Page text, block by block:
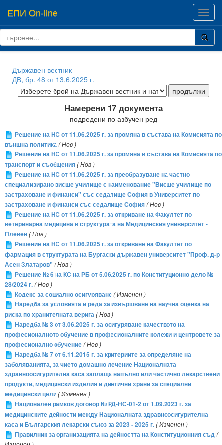
ЕПИ On-line
Държавен вестник
ДВ, бр. 48 от 13.6.2025 г.
Намерени 17 документа
подредени по азбучен ред
Решение на НС от 11.06.2025 г. за промяна в състава на Комисията по
външна политика( Нов )
Решение на НС от 11.06.2025 г. за промяна в състава на Комисията по
транспорт и съобщения( Нов )
Решение на НС от 11.06.2025 г. за преобразуване на частно
специализирано висше училище с наименование "Висше училище по
застраховане и финанси" със седалище София в Университет по
застраховане и финанси със седалище София( Нов )
Решение на НС от 11.06.2025 г. за откриване на Факултет по
ветеринарна медицина в структурата на Медицинския университет -
Плевен( Нов )
Решение на НС от 11.06.2025 г. за откриване на Факултет по
фармация в структурата на Бургаски държавен университет "Проф. д-р
Асен Златаров" ( Нов )
Решение № 6 на КС на РБ от 5.06.2025 г. по Конституционно дело №
28/2024 г.( Нов )
Кодекс за социално осигуряване( Изменен )
Наредба за условията и реда за извършване на научна оценка на
риска по хранителната верига( Нов )
Наредба № 3 от 3.06.2025 г. за осигуряване качеството на
професионалното обучение в професионалните колежи и центровете за
професионално обучение( Нов )
Наредба № 7 от 6.11.2015 г. за критериите за определяне на
заболяванията, за чието домашно лечение Националната
здравноосигурителна каса заплаща напълно или частично лекарствени
продукти, медицински изделия и диетични храни за специални
медицински цели( Изменен )
Национален рамков договор № РД-НС-01-2 от 1.09.2023 г. за
медицинските дейности между Националната здравноосигурителна
каса и Българския лекарски съюз за 2023 - 2025 г.( Изменен )
Правилник за организацията на дейността на Конституционния съд(